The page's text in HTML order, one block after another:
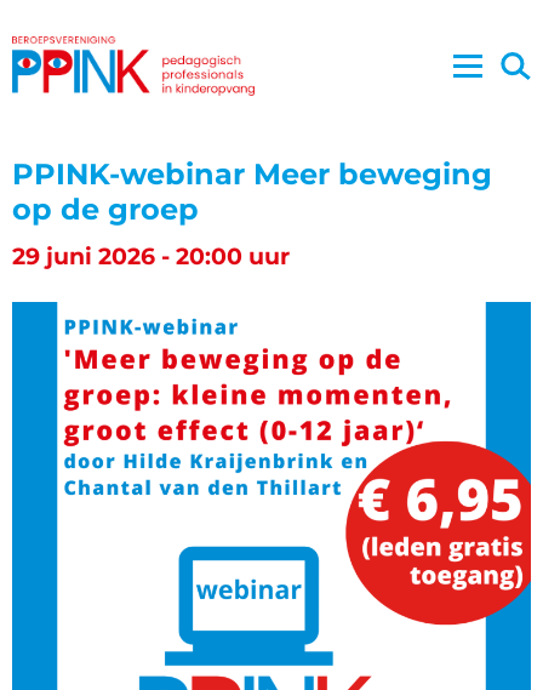
PPINK-webinar Meer beweging
op de groep
29 juni 2026 - 20:00 uur